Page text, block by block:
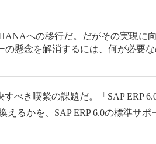
への移行だ。だがその実現に
懸念を解消するには、何が必要な
べき喫緊の課題だ。「SAP ERP
るかを、SAP ERP 6.0の標準サ